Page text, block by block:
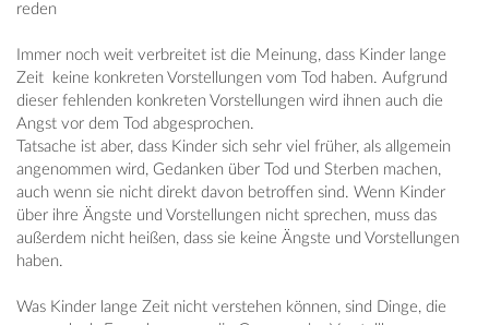
reden
Immer noch weit verbreitet ist die Meinung, dass Kinder lange
Zeit keine konkreten Vorstellungen vom Tod haben. Aufgrund
dieser fehlenden konkreten Vorstellungen wird ihnen auch die
Angst vor dem Tod abgesprochen.
Tatsache ist aber, dass Kinder sich sehr viel früher, als allgemein
angenommen wird, Gedanken über Tod und Sterben machen,
auch wenn sie nicht direkt davon betroffen sind. Wenn Kinder
über ihre Ängste und Vorstellungen nicht sprechen, muss das
außerdem nicht heißen, dass sie keine Ängste und Vorstellungen
haben.
Was Kinder lange Zeit nicht verstehen können, sind Dinge, die